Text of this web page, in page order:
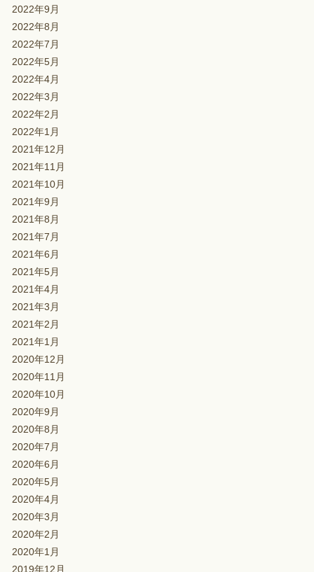
2022年9月
2022年8月
2022年7月
2022年5月
2022年4月
2022年3月
2022年2月
2022年1月
2021年12月
2021年11月
2021年10月
2021年9月
2021年8月
2021年7月
2021年6月
2021年5月
2021年4月
2021年3月
2021年2月
2021年1月
2020年12月
2020年11月
2020年10月
2020年9月
2020年8月
2020年7月
2020年6月
2020年5月
2020年4月
2020年3月
2020年2月
2020年1月
2019年12月